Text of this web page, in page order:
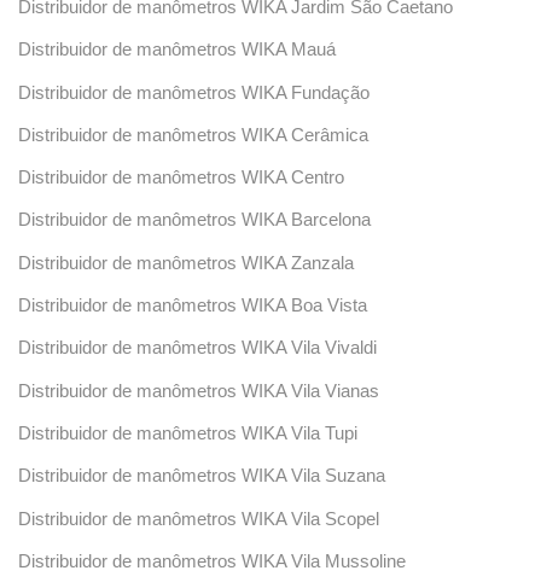
Distribuidor de manômetros WIKA Jardim São Caetano
Distribuidor de manômetros WIKA Mauá
Distribuidor de manômetros WIKA Fundação
Distribuidor de manômetros WIKA Cerâmica
Distribuidor de manômetros WIKA Centro
Distribuidor de manômetros WIKA Barcelona
Distribuidor de manômetros WIKA Zanzala
Distribuidor de manômetros WIKA Boa Vista
Distribuidor de manômetros WIKA Vila Vivaldi
Distribuidor de manômetros WIKA Vila Vianas
Distribuidor de manômetros WIKA Vila Tupi
Distribuidor de manômetros WIKA Vila Suzana
Distribuidor de manômetros WIKA Vila Scopel
Distribuidor de manômetros WIKA Vila Mussoline